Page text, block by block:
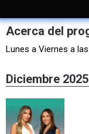
Diciembre 2025
Acerca del
Lunes a Viernes a